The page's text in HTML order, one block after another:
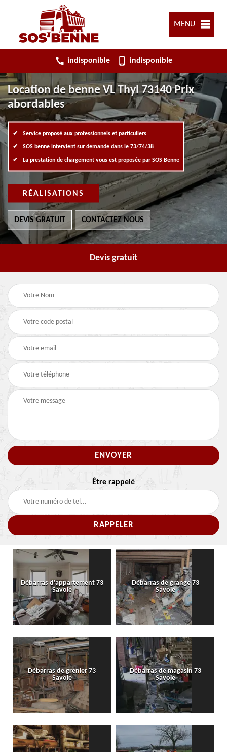
MENU
indisponible indisponible
Location de benne VL Thyl 73140 Prix
abordables
Service proposé aux professionnels et particuliers
SOS benne intervient sur demande dans le 73/74/38
La prestation de chargement vous est proposée par SOS Benne
RÉALISATIONS
DEVIS GRATUIT CONTACTEZ NOUS
Devis gratuit
Être rappelé
Débarras d'appartement 73
Savoie
Débarras de grange 73
Savoie
Débarras de grenier 73
Savoie
Débarras de magasin 73
Savoie